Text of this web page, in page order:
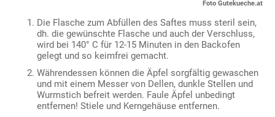
Foto Gutekueche.at
Die Flasche zum Abfüllen des Saftes muss steril sein,
dh. die gewünschte Flasche und auch der Verschluss,
wird bei 140° C für 12-15 Minuten in den Backofen
gelegt und so keimfrei gemacht.
Währendessen können die Äpfel sorgfältig gewaschen
und mit einem Messer von Dellen, dunkle Stellen und
Wurmstich befreit werden. Faule Äpfel unbedingt
entfernen! Stiele und Kerngehäuse entfernen.